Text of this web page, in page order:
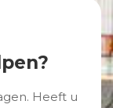
Heeft u